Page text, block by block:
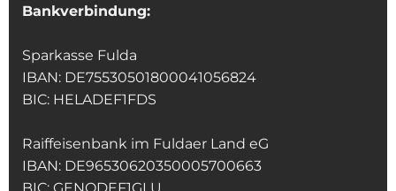
Bankverbindung:
Sparkasse Fulda
IBAN: DE75530501800041056824
BIC: HELADEF1FDS
Raiffeisenbank im Fuldaer Land eG
IBAN: DE96530620350005700663